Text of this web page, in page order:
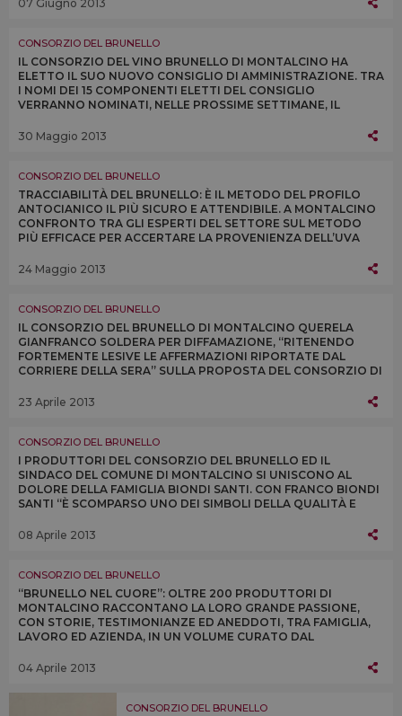
07 Giugno 2013
CONSORZIO DEL BRUNELLO
IL CONSORZIO DEL VINO BRUNELLO DI MONTALCINO HA
ELETTO IL SUO NUOVO CONSIGLIO DI AMMINISTRAZIONE. TRA
I NOMI DEI 15 COMPONENTI ELETTI DEL CONSIGLIO
VERRANNO NOMINATI, NELLE PROSSIME SETTIMANE, IL
PRESIDENTI
30 Maggio 2013
CONSORZIO DEL BRUNELLO
TRACCIABILITÀ DEL BRUNELLO: È IL METODO DEL PROFILO
ANTOCIANICO IL PIÙ SICURO E ATTENDIBILE. A MONTALCINO
CONFRONTO TRA GLI ESPERTI DEL SETTORE SUL METODO
PIÙ EFFICACE PER ACCERTARE LA PROVENIENZA DELL’UVA
24 Maggio 2013
CONSORZIO DEL BRUNELLO
IL CONSORZIO DEL BRUNELLO DI MONTALCINO QUERELA
GIANFRANCO SOLDERA PER DIFFAMAZIONE, “RITENENDO
FORTEMENTE LESIVE LE AFFERMAZIONI RIPORTATE DAL
CORRIERE DELLA SERA” SULLA PROPOSTA DEL CONSORZIO DI
23 Aprile 2013
CONSORZIO DEL BRUNELLO
I PRODUTTORI DEL CONSORZIO DEL BRUNELLO ED IL
SINDACO DEL COMUNE DI MONTALCINO SI UNISCONO AL
DOLORE DELLA FAMIGLIA BIONDI SANTI. CON FRANCO BIONDI
SANTI “È SCOMPARSO UNO DEI SIMBOLI DELLA QUALITÀ E
08 Aprile 2013
CONSORZIO DEL BRUNELLO
“BRUNELLO NEL CUORE”: OLTRE 200 PRODUTTORI DI
MONTALCINO RACCONTANO LA LORO GRANDE PASSIONE,
CON STORIE, TESTIMONIANZE ED ANEDDOTI, TRA FAMIGLIA,
LAVORO ED AZIENDA, IN UN VOLUME CURATO DAL
04 Aprile 2013
CONSORZIO DEL BRUNELLO